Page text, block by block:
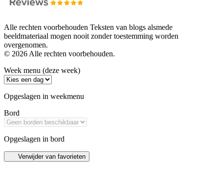
Alle rechten voorbehouden Teksten van blogs alsmede
beeldmateriaal mogen nooit zonder toestemming worden
overgenomen.
© 2026 Alle rechten voorbehouden.
Week menu (deze week)
Opgeslagen in weekmenu
Bord
Opgeslagen in bord
Verwijder van favorieten